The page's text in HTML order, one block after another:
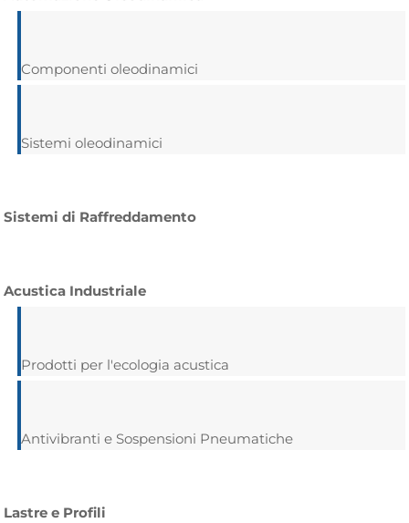
Componenti oleodinamici
Sistemi oleodinamici
Sistemi di Raffreddamento
Acustica Industriale
Prodotti per l'ecologia acustica
Antivibranti e Sospensioni Pneumatiche
Lastre e Profili